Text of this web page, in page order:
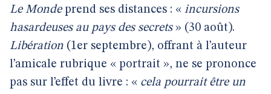
Le Mondeprend ses distances : « incursions
hasardeuses au pays des secrets» (30 août).
Libération (1er septembre), offrant à l’auteur
l’amicale rubrique « portrait », ne se prononce
pas sur l’effet du livre : « cela pourrait être un